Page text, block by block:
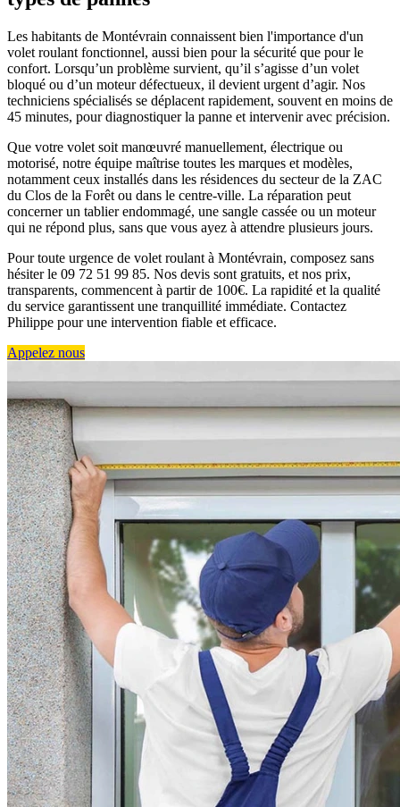
Les habitants de Montévrain connaissent bien l'importance d'un
volet roulant fonctionnel, aussi bien pour la sécurité que pour le
confort. Lorsqu’un problème survient, qu’il s’agisse d’un volet
bloqué ou d’un moteur défectueux, il devient urgent d’agir. Nos
techniciens spécialisés se déplacent rapidement, souvent en moins de
45 minutes, pour diagnostiquer la panne et intervenir avec précision.
Que votre volet soit manœuvré manuellement, électrique ou
motorisé, notre équipe maîtrise toutes les marques et modèles,
notamment ceux installés dans les résidences du secteur de la ZAC
du Clos de la Forêt ou dans le centre-ville. La réparation peut
concerner un tablier endommagé, une sangle cassée ou un moteur
qui ne répond plus, sans que vous ayez à attendre plusieurs jours.
Pour toute urgence de volet roulant à Montévrain, composez sans
hésiter le 09 72 51 99 85. Nos devis sont gratuits, et nos prix,
transparents, commencent à partir de 100€. La rapidité et la qualité
du service garantissent une tranquillité immédiate. Contactez
Philippe pour une intervention fiable et efficace.
Appelez nous